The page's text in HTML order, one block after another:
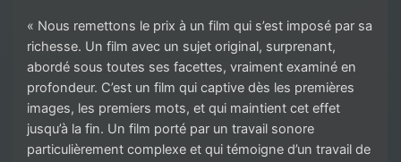
« Nous remettons le prix à un film qui s’est imposé par sa
richesse. Un film avec un sujet original, surprenant,
abordé sous toutes ses facettes, vraiment examiné en
profondeur. C’est un film qui captive dès les premières
images, les premiers mots, et qui maintient cet effet
jusqu’à la fin. Un film porté par un travail sonore
particulièrement complexe et qui témoigne d’un travail de